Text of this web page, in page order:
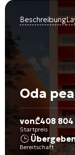
Beschreibung
Oda
von₾408 804
Startpreis
Bereitschaft